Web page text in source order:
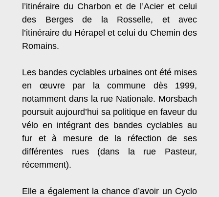
l’itinéraire du Charbon et de l’Acier et celui
des Berges de la Rosselle, et avec
l’itinéraire du Hérapel et celui du Chemin des
Romains.
Les bandes cyclables urbaines ont été mises
en œuvre par la commune dès 1999,
notamment dans la rue Nationale. Morsbach
poursuit aujourd’hui sa politique en faveur du
vélo en intégrant des bandes cyclables au
fur et à mesure de la réfection de ses
différentes rues (dans la rue Pasteur,
récemment).
Elle a également la chance d’avoir un Cyclo